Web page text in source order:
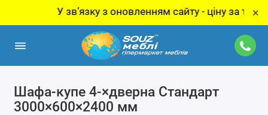
У звʼязку з оновленням сайту - ціну за товар ×
Шафа-купе 4-×дверна Стандарт
3000×600×2400 мм